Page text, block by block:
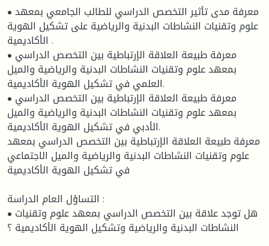
• معرفة مدى تأثير التخصص الدراسي للطالب الجامعي بمعهد
علوم وتقنيات النشاطات البدنية والرياضية على تشكيل الهوية
الأكاديمية .
• معرفة طبيعة العلاقة الإرتباطية بين التخصص الدراسي
بمعهد علوم وتقنيات النشاطات البدنية والرياضية والميل
العلمي في تشكيل الهوية الأكاديمية.
• معرفة طبيعة العلاقة الإرتباطية بين التخصص الدراسي
بمعهد علوم وتقنيات النشاطات البدنية والرياضية والميل
الأدبي في تشكيل الهوية الأكاديمية.
معرفة طبيعة العلاقة الإرتباطية بين التخصص الدراسي بمعهد
علوم وتقنيات النشاطات البدنية والرياضية والميل الاجتماعي
في تشكيل الهوية الأكاديمية
التساؤل العام الدراسة :
• هل توجد علاقة بين التخصص الدراسي بمعهد علوم وتقنيات
النشاطات البدنية والرياضية وتشكيل الهوية الأكاديمية ؟